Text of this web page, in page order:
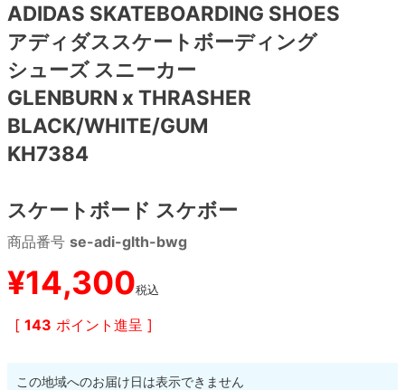
ADIDAS SKATEBOARDING SHOES
アディダススケートボーディング
シューズ スニーカー
GLENBURN x THRASHER
BLACK/WHITE/GUM
KH7384
スケートボード スケボー
商品番号 se-adi-glth-bwg
¥14,300税込
[ 143 ポイント進呈 ]
この地域へのお届け日は表示できません
8.7inch
8.8inch
8.9inch
9.0inch以上
シェイプデッキ
高性能デッキ
8.8inch
8.9inch
9.0inch以上
72mm
75mm
110mm
29cm
29.5cm
30cm